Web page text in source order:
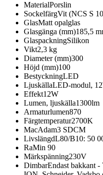
MaterialPorslin
SockelfärgVit (NCS S
GlasMatt opalglas
Glasgänga (mm)185,5
GlaspackningSilikon
Vikt2,3 kg
Diameter (mm)300
Höjd (mm)100
BestyckningLED
LjuskällaLED-modul,
Effekt12W
Lumen, ljuskälla1300lm
Armaturlumen870
Färgtemperatur2700K
MacAdam3 SDCM
LivslängdL80/B10: 50
RaMin 90
Märkspänning230V
DimbarEndast bakkant -